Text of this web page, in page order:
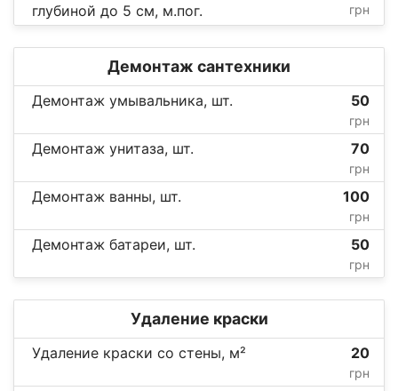
глубиной до 5 см, м.пог.
грн
Демонтаж сантехники
Демонтаж умывальника, шт. 50
грн
Демонтаж унитаза, шт. 70
грн
Демонтаж ванны, шт. 100
грн
Демонтаж батареи, шт. 50
грн
Удаление краски
Удаление краски со стены, м² 20
грн